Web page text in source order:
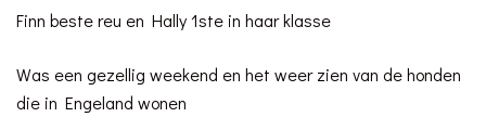
Finn beste reu en Hally 1ste in haar klasse
Was een gezellig weekend en het weer zien van de honden
die in Engeland wonen